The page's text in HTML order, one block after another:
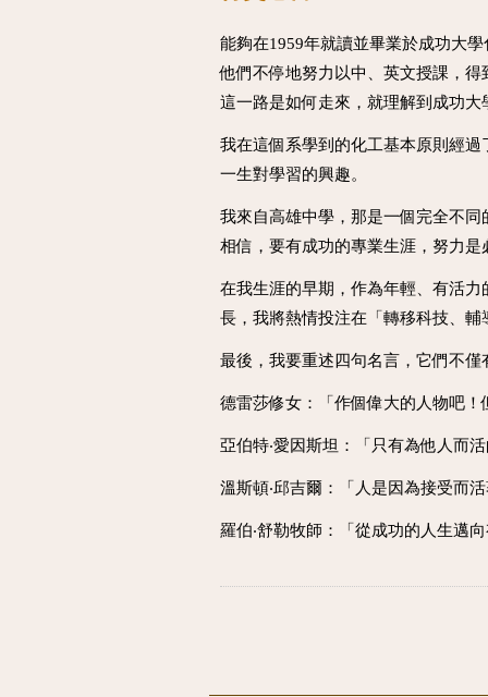
能夠在1959年就讀並畢業於成功大
他們不停地努力以中、英文授課，
這一路是如何走來，就理解到成功
我在這個系學到的化工基本原則經
一生對學習的興趣。
我來自高雄中學，那是一個完全不
相信，要有成功的專業生涯，努力
在我生涯的早期，作為年輕、有活
長，我將熱情投注在「轉移科技、
最後，我要重述四句名言，它們不
德雷莎修女：「作個偉大的人物吧
亞伯特‧愛因斯坦：「只有為他人而
溫斯頓‧邱吉爾：「人是因為接受而
羅伯‧舒勒牧師：「從成功的人生邁